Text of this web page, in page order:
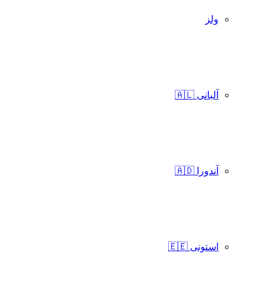
ولز
آلبانی 🇦🇱
آندورا 🇦🇩
استونی 🇪🇪